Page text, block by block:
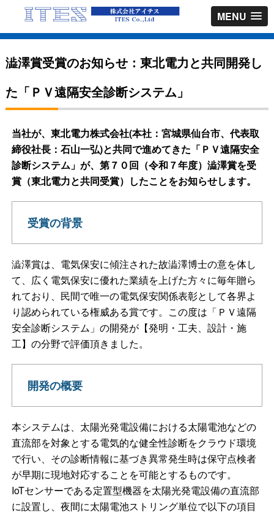
MENU
澁澤賞受賞のお知らせ：東北電力と共同開発し
た「ＰＶ遠隔安全診断システム」
当社が、 東北電力株式会社(本社：宮城県仙台市、代表取
締役社長：石山一弘)と共同で進めてきた「ＰＶ遠隔安全
診断システム」が、第７０回（令和７年度）澁澤賞を受
賞（東北電力と共同受賞）したことをお知らせします。
受賞の背景
澁澤賞は、電気保安に傾注された故澁澤博士の意を体し
て、広く電気保安に優れた業績を上げた方々に毎年贈ら
れており、民間で唯一の電気保安関係表彰として各界よ
り認められている権威ある賞です。この度は「ＰＶ遠隔
安全診断システム」の開発が【発明・工夫、設計・施
工】の分野で評価頂きました。
開発の概要
本システムは、太陽光発電設備における太陽電池などの
直流部を対象とする電気的な健全性診断をクラウド環境
で行い、その診断情報に基づき異常発生時は保守点検者
が早期に現地対応することを可能とするものです。
IoTセンサーである定置型機器を太陽光発電設備の直流部
に設置し、夜間に太陽電池ストリング単位で以下の項目